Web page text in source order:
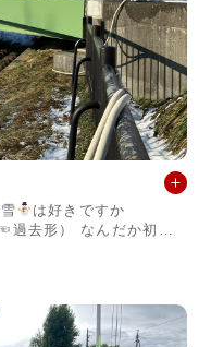
❄雪
は好きですか
んだか初雪